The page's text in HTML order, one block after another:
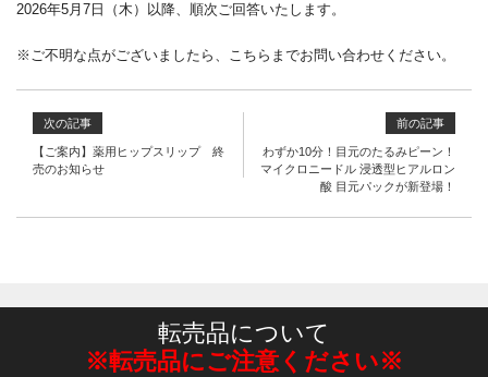
2026年5 月 7 日（木）以降、順次ご回答いたします。
※ ご不明な点がございましたら、こちらまでお問い合わせください。
次の記事
【ご案内】薬用ヒップスリップ 終
売のお知らせ
前の記事
わずか10分！目元のたるみピーン！
マイクロニードル 浸透型ヒアルロン
酸 目元パックが新登場！
転売品について
※転売品にご注意ください※